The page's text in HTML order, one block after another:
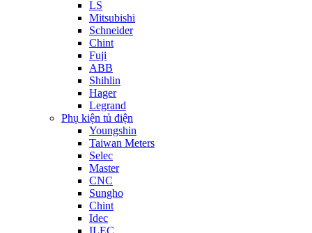
LS
Mitsubishi
Schneider
Chint
Fuji
ABB
Shihlin
Hager
Legrand
Phụ kiện tủ điện
Youngshin
Taiwan Meters
Selec
Master
CNC
Sungho
Chint
Idec
ILEC